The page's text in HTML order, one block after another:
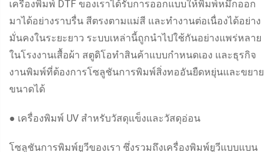
เครื่องพิมพ์ DTF ของเราได้รับการออกแบบให้พิมพ์หมึกออก
มาได้อย่างราบรื่น สีตรงตามแม่สี และทำงานต่อเนื่องได้อย่าง
มั่นคงในระยะยาว ระบบเหล่านี้ถูกนำไปใช้กันอย่างแพร่หลาย
ในโรงงานเสื้อผ้า สตูดิโอทำสินค้าแบบกำหนดเอง และธุรกิจ
งานพิมพ์ที่ต้องการโซลูชันการพิมพ์สิ่งทออันยืดหยุ่นและขยาย
ขนาดได้
● เครื่องพิมพ์ UV สำหรับวัสดุแข็งและวัสดุอ่อน
โซลูชันการพิมพ์ยูวีของเรา ซึ่งรวมถึงเครื่องพิมพ์ยูวีแบบแบน